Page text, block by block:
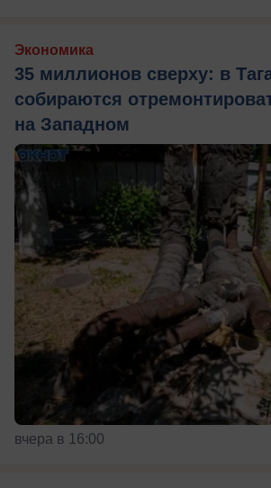
Экономика
35 миллионов сверху: в
собираются
на Западном
вчера в 16:00